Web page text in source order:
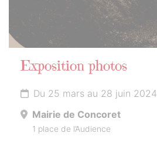
Exposition photos
Du 25 mars au 28 juin 2024
Mairie de Concoret
1 place de l’Audience